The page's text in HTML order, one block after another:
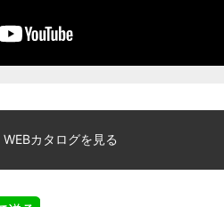
WEBカタログを見る